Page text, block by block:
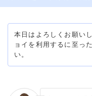
本日はよろしくお願い
ョイを利用するに至っ
い。